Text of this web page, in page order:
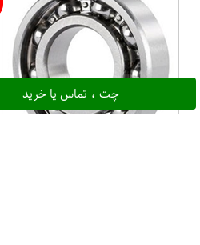
چت ، تماس یا خرید